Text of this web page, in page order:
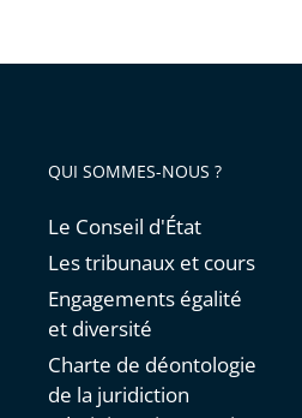
QUI SOMMES-NOUS ?
Le Conseil d'État
Les tribunaux et cours
Engagements égalité
et diversité
Charte de déontologie
de la juridiction